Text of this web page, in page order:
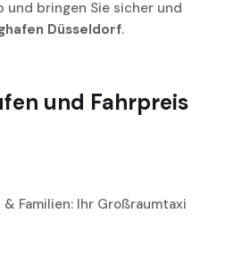
und bringen Sie sicher und
Düsseldorf.
und Fahrpreis
Familien: Ihr Großraumtaxi